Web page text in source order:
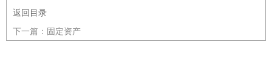
返回目录
下一篇： 固定资产